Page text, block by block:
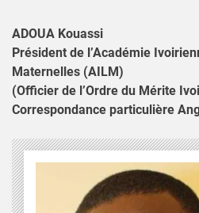
ADOUA Kouassi
Président de l’Académie
Maternelles (AILM)
(Officier de l’Ordre du Mérite
Correspondance particulière